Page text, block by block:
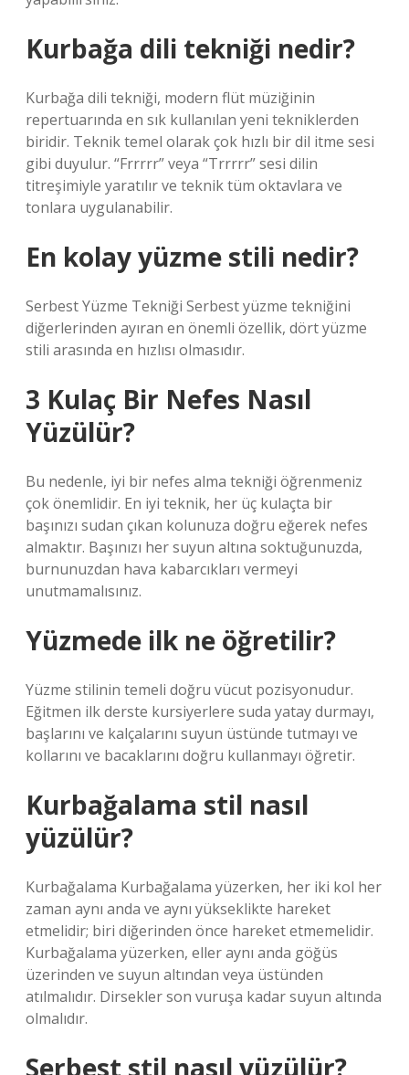
Kurbağa dili tekniği nedir?
Kurbağa dili tekniği, modern flüt müziğinin
repertuarında en sık kullanılan yeni tekniklerden
biridir. Teknik temel olarak çok hızlı bir dil itme sesi
gibi duyulur. “Frrrrr” veya “Trrrrr” sesi dilin
titreşimiyle yaratılır ve teknik tüm oktavlara ve
tonlara uygulanabilir.
En kolay yüzme stili nedir?
Serbest Yüzme Tekniği Serbest yüzme tekniğini
diğerlerinden ayıran en önemli özellik, dört yüzme
stili arasında en hızlısı olmasıdır.
3 Kulaç Bir Nefes Nasıl
Yüzülür?
Bu nedenle, iyi bir nefes alma tekniği öğrenmeniz
çok önemlidir. En iyi teknik, her üç kulaçta bir
başınızı sudan çıkan kolunuza doğru eğerek nefes
almaktır. Başınızı her suyun altına soktuğunuzda,
burnunuzdan hava kabarcıkları vermeyi
unutmamalısınız.
Yüzmede ilk ne öğretilir?
Yüzme stilinin temeli doğru vücut pozisyonudur.
Eğitmen ilk derste kursiyerlere suda yatay durmayı,
başlarını ve kalçalarını suyun üstünde tutmayı ve
kollarını ve bacaklarını doğru kullanmayı öğretir.
Kurbağalama stil nasıl
yüzülür?
Kurbağalama Kurbağalama yüzerken, her iki kol her
zaman aynı anda ve aynı yükseklikte hareket
etmelidir; biri diğerinden önce hareket etmemelidir.
Kurbağalama yüzerken, eller aynı anda göğüs
üzerinden ve suyun altından veya üstünden
atılmalıdır. Dirsekler son vuruşa kadar suyun altında
olmalıdır.
Serbest stil nasıl yüzülür?